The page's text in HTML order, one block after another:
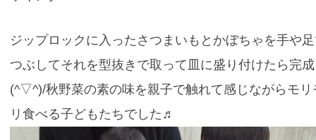
ジップロックに入ったさつまいもとかぼちゃを手や
つぶしてそれを型抜きで取って皿に盛り付けたら完成
(^▽^)/秋野菜の素の味を親子で触れて感じながらモリ
リ食べる子どもたちでした♬